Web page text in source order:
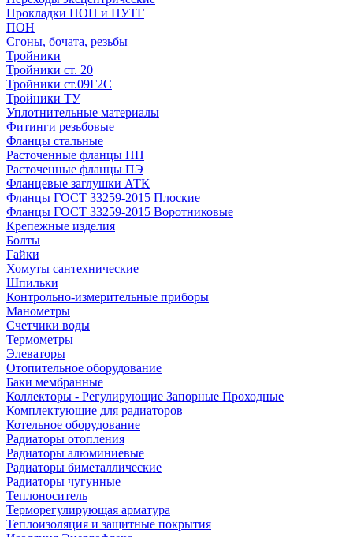
Прокладки ПОН и ПУТГ
ПОН
Сгоны, бочата, резьбы
Тройники
Тройники ст. 20
Тройники ст.09Г2С
Тройники ТУ
Уплотнительные материалы
Фитинги резьбовые
Фланцы стальные
Расточенные фланцы ПП
Расточенные фланцы ПЭ
Фланцевые заглушки АТК
Фланцы ГОСТ 33259-2015 Плоские
Фланцы ГОСТ 33259-2015 Воротниковые
Крепежные изделия
Болты
Гайки
Хомуты сантехнические
Шпильки
Контрольно-измерительные приборы
Манометры
Счетчики воды
Термометры
Элеваторы
Отопительное оборудование
Баки мембранные
Коллекторы - Регулирующие Запорные Проходные
Комплектующие для радиаторов
Котельное оборудование
Радиаторы отопления
Радиаторы алюминиевые
Радиаторы биметаллические
Радиаторы чугунные
Теплоноситель
Терморегулирующая арматура
Теплоизоляция и защитные покрытия